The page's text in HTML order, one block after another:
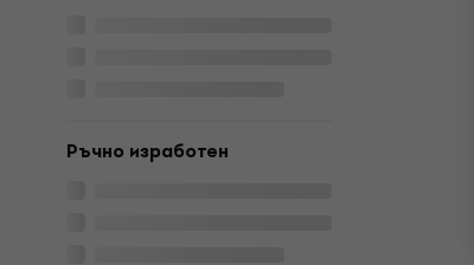
Ръчно изработен